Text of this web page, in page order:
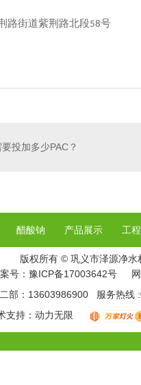
路街道紫荆路北段58号
投加多少PAC？
醋酸钠 产品展示 工
版权所有 © 巩义市泽源净水
号： 豫ICP备17003642号
部：13603986900 服务热
支持： 动力无限